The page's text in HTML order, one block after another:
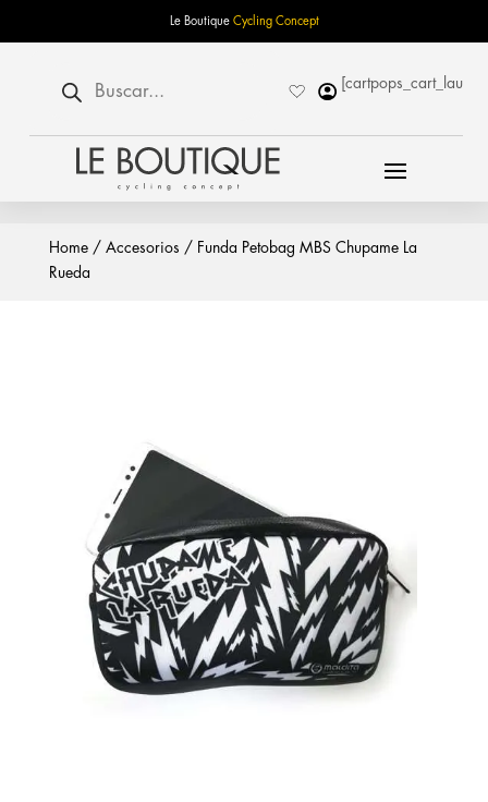
Le Boutique Cycling Concept
productos
Home/ Accesorios / Funda Petobag MBS Chupame La
Rueda